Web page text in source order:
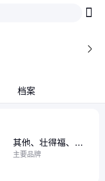

档案
其他、壮得福、广
西
主要品牌